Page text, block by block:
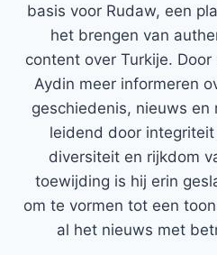
basis voor Rudaw, een
het brengen van
content over Turkije.
Aydin meer informeren
geschiedenis, nieuws
leidend door
diversiteit en rijkdom
toewijding is hij erin
om te vormen tot een
al het nieuws met